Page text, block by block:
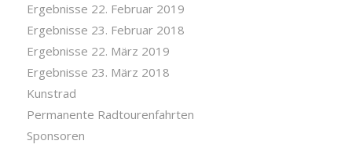
Ergebnisse 22. Februar 2019
Ergebnisse 23. Februar 2018
Ergebnisse 22. März 2019
Ergebnisse 23. März 2018
Kunstrad
Permanente Radtourenfahrten
Sponsoren